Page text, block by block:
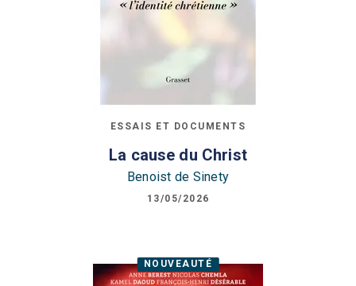
ESSAIS ET DOCUMENTS
La cause du Christ
Benoist de Sinety
13/05/2026
NOUVEAUTÉ